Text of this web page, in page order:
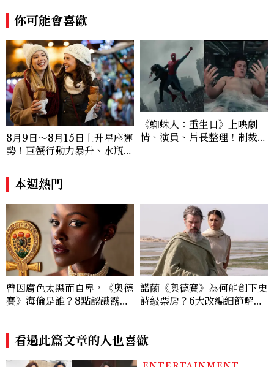
你可能會喜歡
8月9日～8月15日上升星座運
勢！巨蟹行動力暴升、水瓶迎
《蜘蛛人：重生日》上映劇
情、演員、片長整理！制裁
本週熱門
曾因膚色太黑而自卑，《奧德
賽》海倫是誰？8點認識露琵
諾蘭《奧德賽》為何能創下史
詩級票房？6大改編細節解
德修斯
看過此篇文章的人也喜歡